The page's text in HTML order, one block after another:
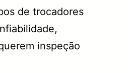
de trocadores
inspeção